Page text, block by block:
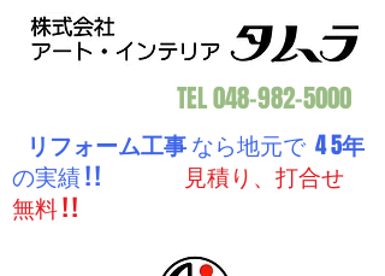
TEL048-982-5000
リフォーム工事なら地元で 4 5年
の実績 ! !
見積り、打合せ
無料 ! !